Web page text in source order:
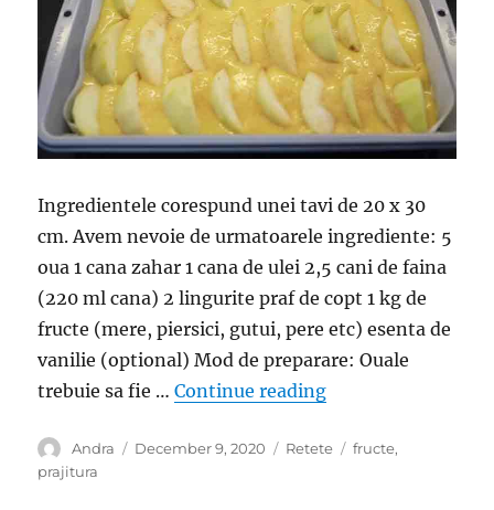
Ingredientele corespund unei tavi de 20 x 30
cm. Avem nevoie de urmatoarele ingrediente: 5
oua 1 cana zahar 1 cana de ulei 2,5 cani de faina
(220 ml cana) 2 lingurite praf de copt 1 kg de
fructe (mere, piersici, gutui, pere etc) esenta de
vanilie (optional) Mod de preparare: Ouale
trebuie sa fie …Continue reading“O prajitura cu
Author
Andra
Posted
December 9, 2020 Categories
Retete Tags
fructe,
prajitura